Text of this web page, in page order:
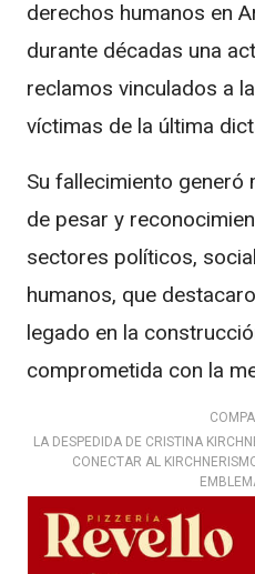
derechos humanos en
durante décadas una
reclamos vinculados a
víctimas de la última
Su fallecimiento generó
de pesar y
sectores políticos,
humanos, que
legado en la
comprometida con la
LA DESPEDIDA DE CRISTINA
CONECTAR AL